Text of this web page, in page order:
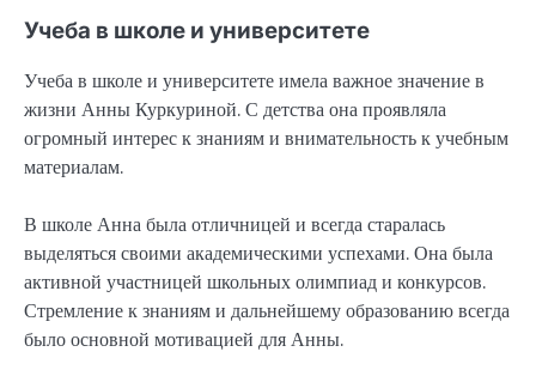
Учеба в школе и университете
Учеба в школе и университете имела важное значение в
жизни Анны Куркуриной. С детства она проявляла
огромный интерес к знаниям и внимательность к учебным
материалам.
В школе Анна была отличницей и всегда старалась
выделяться своими академическими успехами. Она была
активной участницей школьных олимпиад и конкурсов.
Стремление к знаниям и дальнейшему образованию всегда
было основной мотивацией для Анны.